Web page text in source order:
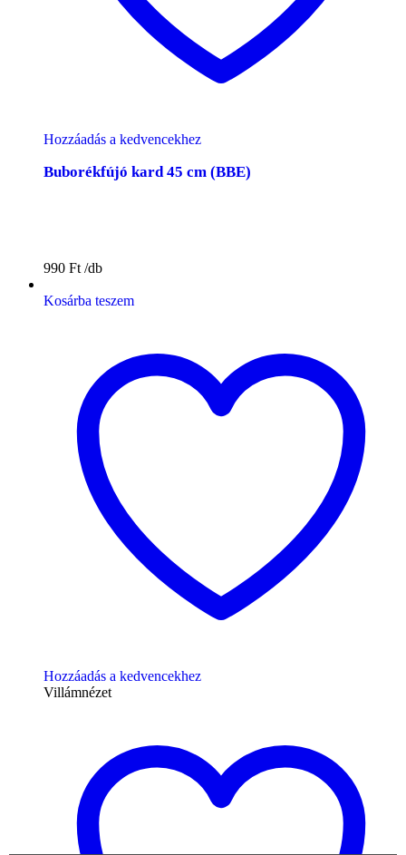
Hozzáadás a kedvencekhez
Buborékfújó kard 45 cm (BBE)
990 Ft
Kosárba teszem
Hozzáadás a kedvencekhez
Villámnézet